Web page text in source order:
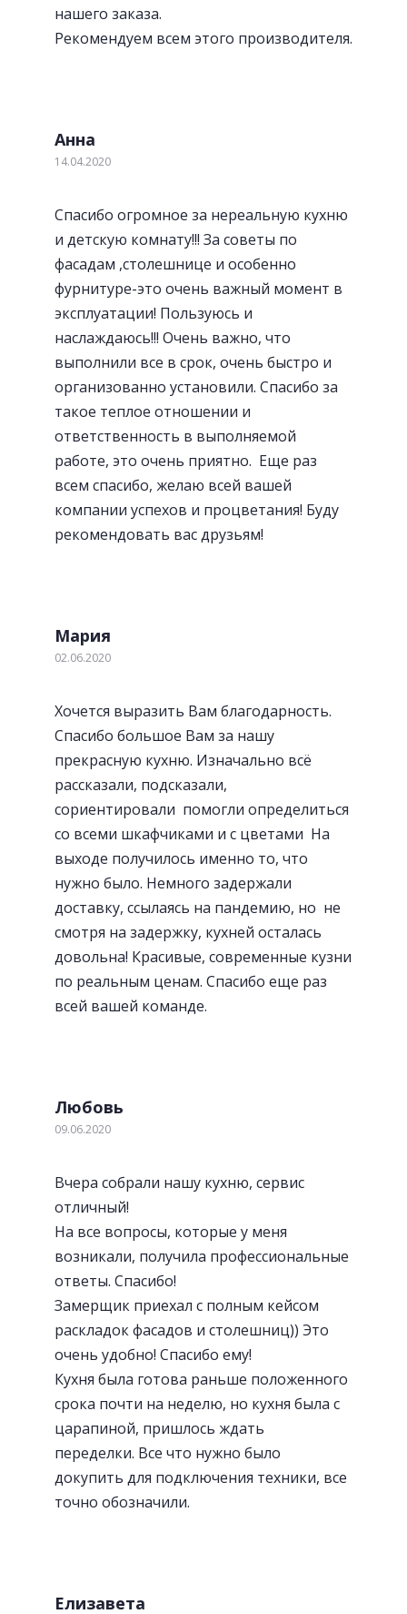
Современная Blum-фурнитура
Удобные и стильные ручки
«Фартуки» с фотопечатью
нашего заказа.
Рекомендуем всем этого производителя.
Анна
14.04.2020
Спасибо огромное за нереальную кухню
и детскую комнату!!! За советы по
фасадам ,столешнице и особенно
фурнитуре-это очень важный момент в
эксплуатации! Пользуюсь и
наслаждаюсь!!! Очень важно, что
выполнили все в срок, очень быстро и
организованно установили. Спасибо за
такое теплое отношении и
ответственность в выполняемой
работе, это очень приятно. Еще раз
всем спасибо, желаю всей вашей
компании успехов и процветания! Буду
рекомендовать вас друзьям!
Мария
02.06.2020
Хочется выразить Вам благодарность.
Спасибо большое Вам за нашу
прекрасную кухню. Изначально всё
рассказали, подсказали,
сориентировали помогли определиться
со всеми шкафчиками и с цветами На
выходе получилось именно то, что
нужно было. Немного задержали
доставку, ссылаясь на пандемию, но не
смотря на задержку, кухней осталась
довольна! Красивые, современные кузни
по реальным ценам. Спасибо еще раз
всей вашей команде.
Любовь
09.06.2020
Вчера собрали нашу кухню, сервис
отличный!
На все вопросы, которые у меня
возникали, получила профессиональные
ответы. Спасибо!
Замерщик приехал с полным кейсом
раскладок фасадов и столешниц)) Это
очень удобно! Спасибо ему!
Кухня была готова раньше положенного
срока почти на неделю, но кухня была с
царапиной, пришлось ждать
переделки. Все что нужно было
докупить для подключения техники, все
точно обозначили.
Елизавета